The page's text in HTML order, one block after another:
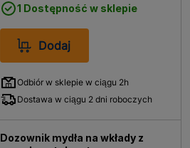
1 Dostępność w sklepie
Dodaj
Odbiór w sklepie w ciągu 2h
Dostawa w ciągu 2 dni roboczych
Dozownik mydła na wkłady z